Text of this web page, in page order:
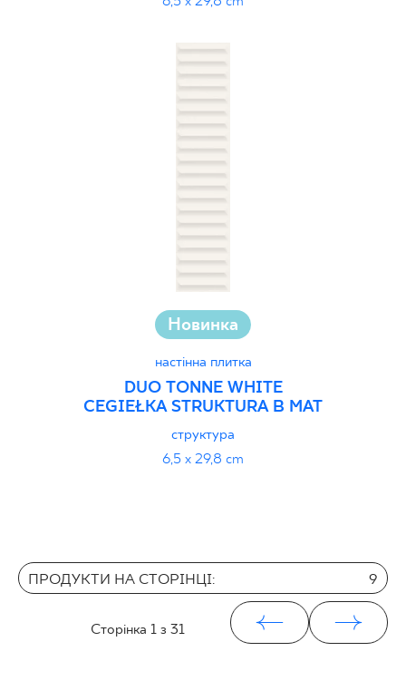
Новинка
настінна плитка
DUO TONNE WHITE
CEGIEŁKA STRUKTURA B MAT
структура
6,5 x 29,8 cm
ПРОДУКТИ НА СТОРІНЦІ: 9
Сторінка 1 з 31